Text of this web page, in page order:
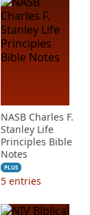
NASB Charles F.
Stanley Life
Principles Bible
Notes
PLUS
5 entries